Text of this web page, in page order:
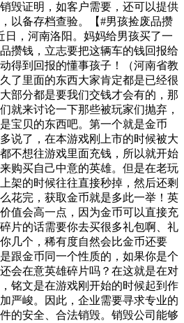
毁证明，如客户需要，还可以提供
以备存档查验。【#男孩捡废品攒
日，河南洛阳。妈妈给男孩买了一
攒钱，立志要把这辆车的钱回报给
得到回报的懂事孩子！（河南省教
了里面的东西大家肯定都是已经很
部分都是要我们交钱才会有的，那
就来讨论一下那些被玩家们抛弃，
宝贝的东西吧。第一个就是金币
说了，在本游戏刚上市的时候被大
不想往游戏里面充钱，所以就开始
购买自己中意的英雄。但是在老玩
架的时候往往直接秒掉，然后还剩
花完，获取金币就是多此一举！英
值会高一点，因为金币可以直接充
片的话需要你去买很多礼包啊、礼
几个，稀有度自然会比金币还要
跟金币同一个性质的，如果你是个
会在意英雄碎片吗？在这就是在对
铭文是在游戏刚开始的时候起到作
严峻。因此，企业需要寻求专业的
的安全、合法销毁。销毁公司能够